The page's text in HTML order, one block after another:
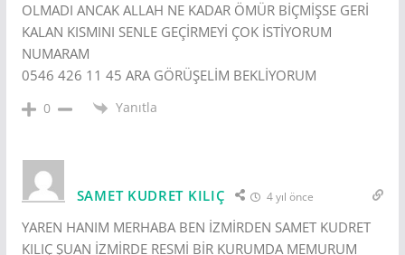
OLMADI ANCAK ALLAH NE KADAR ÖMÜR BİÇMİŞSE GERİ
KALAN KISMINI SENLE GEÇİRMEYİ ÇOK İSTİYORUM
NUMARAM
0546 426 11 45 ARA GÖRÜŞELİM BEKLİYORUM
0 Yanıtla
SAMET KUDRET KILIÇ 4 yıl önce
YAREN HANIM MERHABA BEN İZMİRDEN SAMET KUDRET
KILIÇ ŞUAN İZMİRDE RESMİ BİR KURUMDA MEMURUM